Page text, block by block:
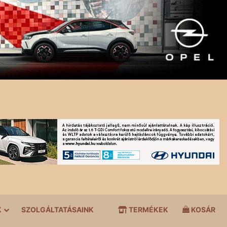
SZOLGÁLTATÁSAINK TERMÉKEK KOSÁR